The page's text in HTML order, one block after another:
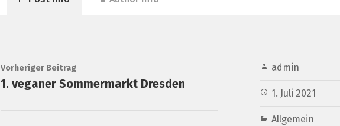
admin
1. Juli 2021
Allgemein
Vorheriger Beitrag
1. veganer Sommermarkt Dresden